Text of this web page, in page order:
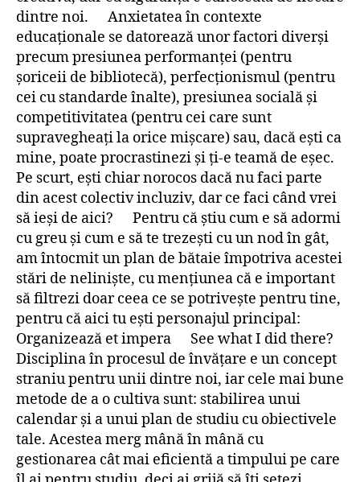
dintre noi. Anxietatea în contexte
educaționale se datorează unor factori diverși
precum presiunea performanței (pentru
șoriceii de bibliotecă), perfecționismul (pentru
cei cu standarde înalte), presiunea socială și
competitivitatea (pentru cei care sunt
supravegheați la orice mișcare) sau, dacă ești ca
mine, poate procrastinezi și ți-e teamă de eșec.
Pe scurt, ești chiar norocos dacă nu faci parte
din acest colectiv incluziv, dar ce faci când vrei
să ieși de aici? Pentru că știu cum e să adormi
cu greu și cum e să te trezești cu un nod în gât,
am întocmit un plan de bătaie împotriva acestei
stări de neliniște, cu mențiunea că e important
să filtrezi doar ceea ce se potrivește pentru tine,
pentru că aici tu ești personajul principal:
Organizează et impera See what I did there?
Disciplina în procesul de învățare e un concept
straniu pentru unii dintre noi, iar cele mai bune
metode de a o cultiva sunt: stabilirea unui
calendar și a unui plan de studiu cu obiectivele
tale. Acestea merg mână în mână cu
gestionarea cât mai eficientă a timpului pe care